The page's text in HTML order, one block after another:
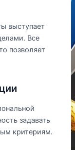
выступает
Все
позволяет
задавать
критериям.